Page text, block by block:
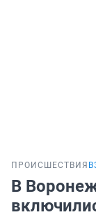
ПРОИСШЕСТВИЯ
В